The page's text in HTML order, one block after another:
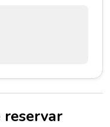
reservar